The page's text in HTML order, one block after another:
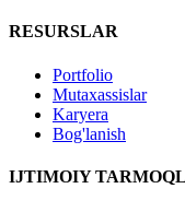
RESURSLAR
Portfolio
Mutaxassislar
Karyera
Bog'lanish
IJTIMOIY